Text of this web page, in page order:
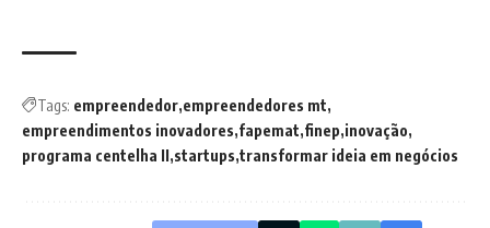
Tags: empreendedor empreendedores mt
empreendimentos inovadores fapemat finep inovação
programa centelha II startups transformar ideia em negócios